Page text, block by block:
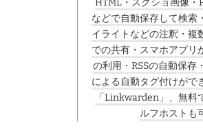
HTML・スクショ画像・
などで自動保存して検索
イライトなどの注釈・複
での共有・スマホアプリ
の利用・RSSの自動保存
による自動タグ付けがで
「Linkwarden」、無料
ルフホストも